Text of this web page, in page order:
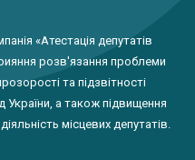
«Атестація депутатів
розв'язання проблеми
та підзвітності
України, а також підвищення
місцевих депутатів.